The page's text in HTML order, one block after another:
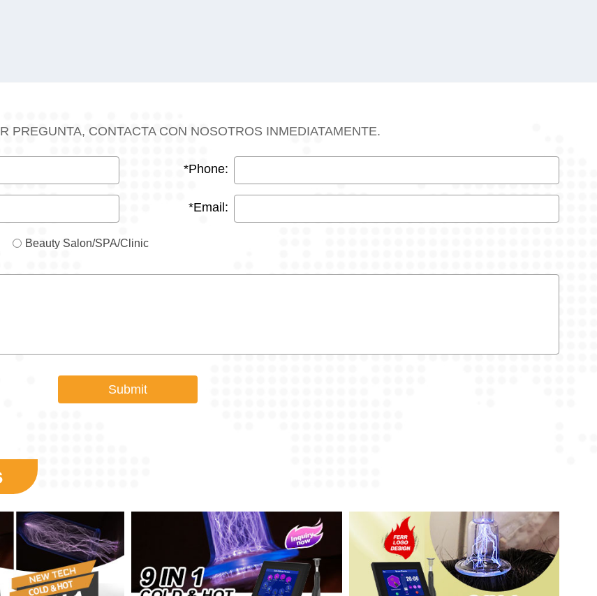
PREGUNTA, CONTACTA CON NOSOTROS INMEDIATAMENTE.
*Phone:
*Email:
Beauty Salon/SPA/Clinic
Submit